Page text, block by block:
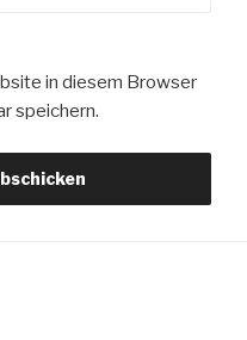
in diesem Browser
speichern.